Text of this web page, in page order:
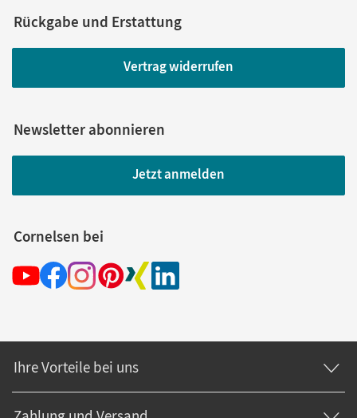
Rückgabe und Erstattung
Vertrag widerrufen
Newsletter abonnieren
Jetzt anmelden
Cornelsen bei
Ihre Vorteile bei uns